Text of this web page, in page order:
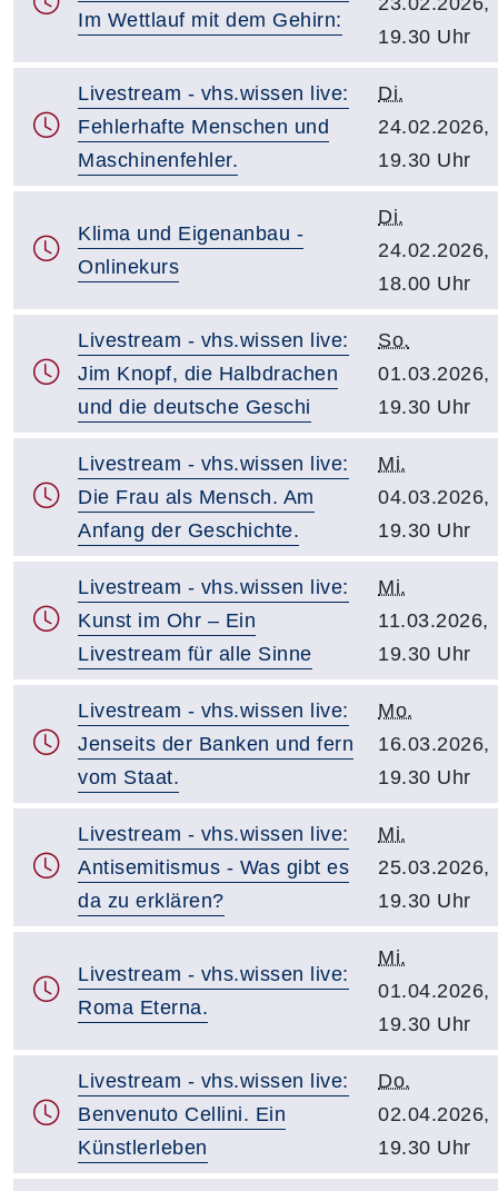
Im Wettlauf mit dem Gehirn:
19.30 Uhr
Livestream - vhs.wissen live:
Fehlerhafte Menschen und
Maschinenfehler.
Di.
24.02.2026,
19.30 Uhr
Klima und Eigenanbau -
Onlinekurs
Di.
24.02.2026,
18.00 Uhr
Livestream - vhs.wissen live:
Jim Knopf, die Halbdrachen
und die deutsche Geschi
So.
01.03.2026,
19.30 Uhr
Livestream - vhs.wissen live:
Die Frau als Mensch. Am
Anfang der Geschichte.
Mi.
04.03.2026,
19.30 Uhr
Livestream - vhs.wissen live:
Kunst im Ohr – Ein
Livestream für alle Sinne
Mi.
11.03.2026,
19.30 Uhr
Livestream - vhs.wissen live:
Jenseits der Banken und fern
vom Staat.
Mo.
16.03.2026,
19.30 Uhr
Livestream - vhs.wissen live:
Antisemitismus - Was gibt es
da zu erklären?
Mi.
25.03.2026,
19.30 Uhr
Livestream - vhs.wissen live:
Roma Eterna.
Mi.
01.04.2026,
19.30 Uhr
Livestream - vhs.wissen live:
Benvenuto Cellini. Ein
Künstlerleben
Do.
02.04.2026,
19.30 Uhr